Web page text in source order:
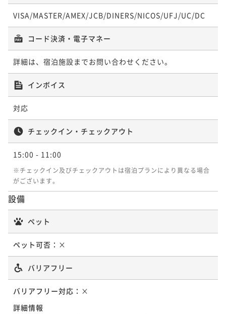
2名 ¥ 55,335 ~
ポイント即利用で最大7％OFF
¥79,500~
2名 ¥ 73,935 ~
ポイントアップ
【連泊割】■朝食付■ 2泊以上で＜5％OFF＞ 朝からキ
レイ習慣 ～美の追求を叶える美活ステイ～
VISA/MASTER/AMEX/JCB/DINERS/NICOS/UFJ/UC/DC
コード決済・電子マネー
詳細は、宿泊施設までお問い合わせください。
インボイス
対応
チェックイン・チェックアウト
15:00 - 11:00
※チェックイン及びチェックアウトは宿泊プランにより異なる場合
がございます。
設備
ペット
ペット可否： ×
バリアフリー
バリアフリー対応： ×
詳細情報